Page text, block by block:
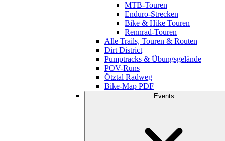
MTB-Touren
Enduro-Strecken
Bike & Hike Touren
Rennrad-Touren
Alle Trails, Touren & Routen
Dirt District
Pumptracks & Übungsgelände
POV-Runs
Ötztal Radweg
Bike-Map PDF
Events